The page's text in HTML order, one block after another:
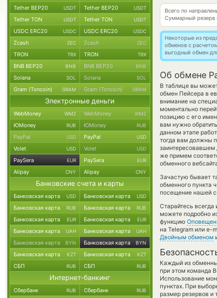
Всего по
Суммарный резерв
Некоторые из
обменов с
выгодный обмен
Об обмене
В таблице вы
обмен Пейсера в
внимание на
моментально
позицию с его
вам нужно
данном этапе
тогда вам должны
же примем
обменного
Зачастую бывает
обменного пункта
посещение нашей
Старайтесь всегда
можете подробно
функцию
на Telegram или e-
Двойным обменом
Каждый из
при этом команда
Использование
пунктах. При
размер резервов и
Tether BEP20 USDT Tether BEP20 USDT
Tether TON USDT Tether TON USDT
USDC ERC20 USDC USDC ERC20 USDC
Zcash ZEC Zcash ZEC
TRON TRX TRON TRX
BNB BEP20 BNB BNB BEP20 BNB
Solana SOL Solana SOL
Gram (Toncoin) GRAM Gram (Toncoin) GRAM
Электронные деньги
WebMoney WMZ WebMoney WMZ
ЮMoney RUB ЮMoney RUB
PayPal USD PayPal USD
Volet USD Volet USD
PaySera EUR PaySera EUR
Alipay CNY Alipay CNY
Банковские счета и карты
Банковская карта USD Банковская карта USD
Банковская карта RUB Банковская карта RUB
Банковская карта EUR Банковская карта EUR
Банковская карта UAH Банковская карта UAH
Банковская карта BYN Банковская карта BYN
Банковская карта KZT Банковская карта KZT
СБП RUB СБП RUB
Интернет-банкинг
Сбербанк RUB Сбербанк RUB